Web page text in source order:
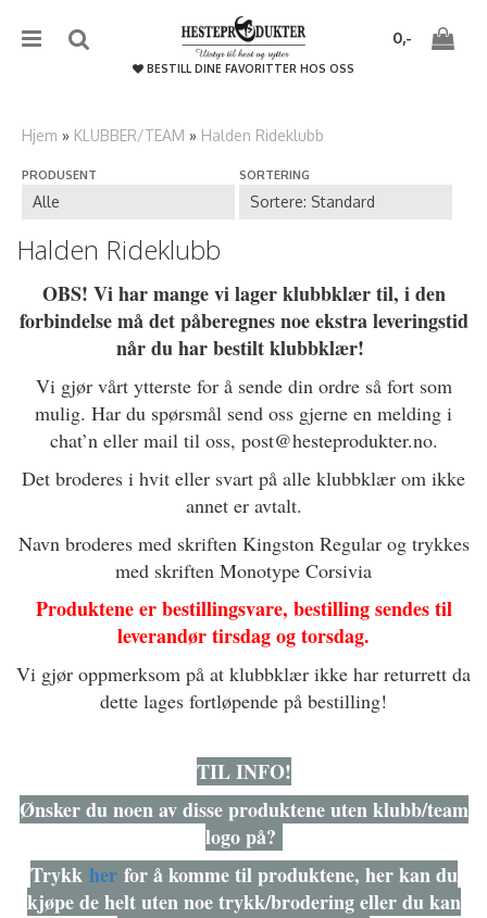
{/literal}����������
0,-
BESTILL DINE FAVORITTER HOS OSS
Hjem » KLUBBER/TEAM » Halden Rideklubb
PRODUSENT SORTERING
Halden Rideklubb
OBS! Vi har mange vi lager klubbklær til, i den
forbindelse må det påberegnes noe ekstra leveringstid
når du har bestilt klubbklær!
Vi gjør vårt ytterste for å sende din ordre så fort som
mulig. Har du spørsmål send oss gjerne en melding i
chat’n eller mail til oss, post@hesteprodukter.no.
Det broderes i hvit eller svart på alle klubbklær om ikke
annet er avtalt.
Navn broderes med skriften Kingston Regular og trykkes
med skriften Monotype Corsivia
Produktene er bestillingsvare, bestilling sendes til
leverandør tirsdag og torsdag.
Vi gjør oppmerksom på at klubbklær ikke har returrett da
dette lages fortløpende på bestilling!
TIL INFO!
Ønsker du noen av disse produktene uten klubb/team
logo på?
Trykk herfor å komme til produktene, her kan du
kjøpe de helt uten noe trykk/brodering eller du kan